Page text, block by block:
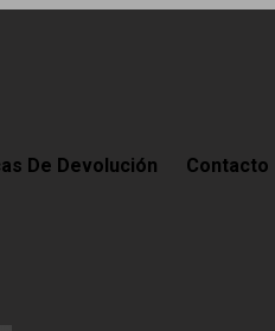
De Devolución Contacto